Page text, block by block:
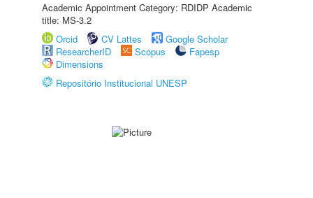
Academic Appointment Category: RDIDP Academic
title: MS-3.2
Orcid
CV Lattes
Google Scholar
ResearcherID
Scopus
Fapesp
Dimensions
Repositório Institucional UNESP